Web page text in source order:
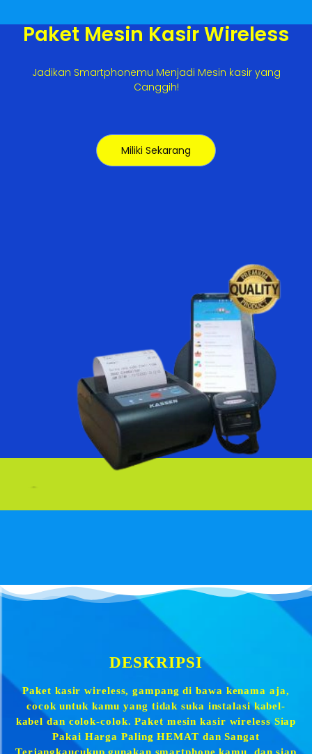
Paket Mesin Kasir Wireless
Jadikan Smartphonemu Menjadi Mesin kasir yang
Canggih!
Miliki Sekarang
DESKRIPSI
Paket kasir wireless, gampang di bawa kenama aja,
cocok untuk kamu yang tidak suka instalasi kabel-
kabel dan colok-colok. Paket mesin kasir wireless Siap
Pakai Harga Paling HEMAT dan Sangat